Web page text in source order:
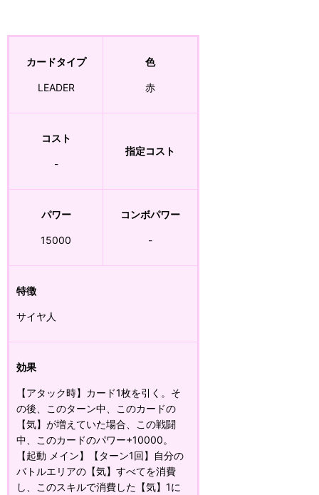
カードタイプ
LEADER
色
赤
コスト
-
指定コスト
パワー
15000
コンボパワー
-
特徴
サイヤ人
効果
【アタック時】カード1枚を引く。そ
の後、このターン中、このカードの
【気】が増えていた場合、この戦闘
中、このカードのパワー+10000。
【起動 メイン】【ターン1回】自分の
バトルエリアの【気】すべてを消費
し、このスキルで消費した【気】1に